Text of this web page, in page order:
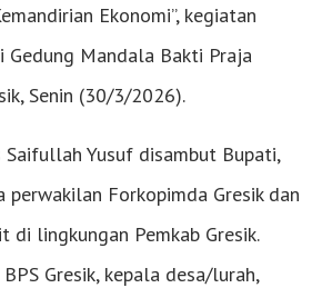
Ekonomi”, kegiatan
Mandala Bakti Praja
Senin (30/3/2026).
Saifullah Yusuf disambut Bupati,
perwakilan Forkopimda Gresik dan
di lingkungan Pemkab Gresik.
Gresik, kepala desa/lurah,